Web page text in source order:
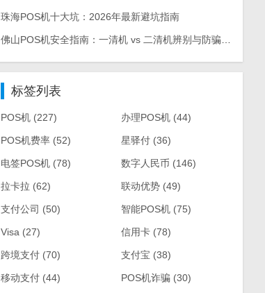
珠海POS机十大坑：2026年最新避坑指南
佛山POS机安全指南：一清机 vs 二清机辨别与防骗手册
标签列表
POS机(227) 办理POS机(44)
POS机费率(52) 星驿付(36)
电签POS机(78) 数字人民币 (146)
拉卡拉 (62) 联动优势(49)
支付公司 (50) 智能POS机(75)
Visa (27) 信用卡(78)
跨境支付(70) 支付宝 (38)
移动支付(44) POS机诈骗(30)